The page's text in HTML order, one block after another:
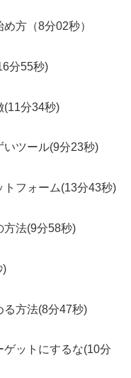
方（8分02秒）
分55秒)
(11分34秒)
いツール(9分23秒)
フォーム(13分43秒)
方法(9分58秒)
)
る方法(8分47秒)
ットにするな(10分